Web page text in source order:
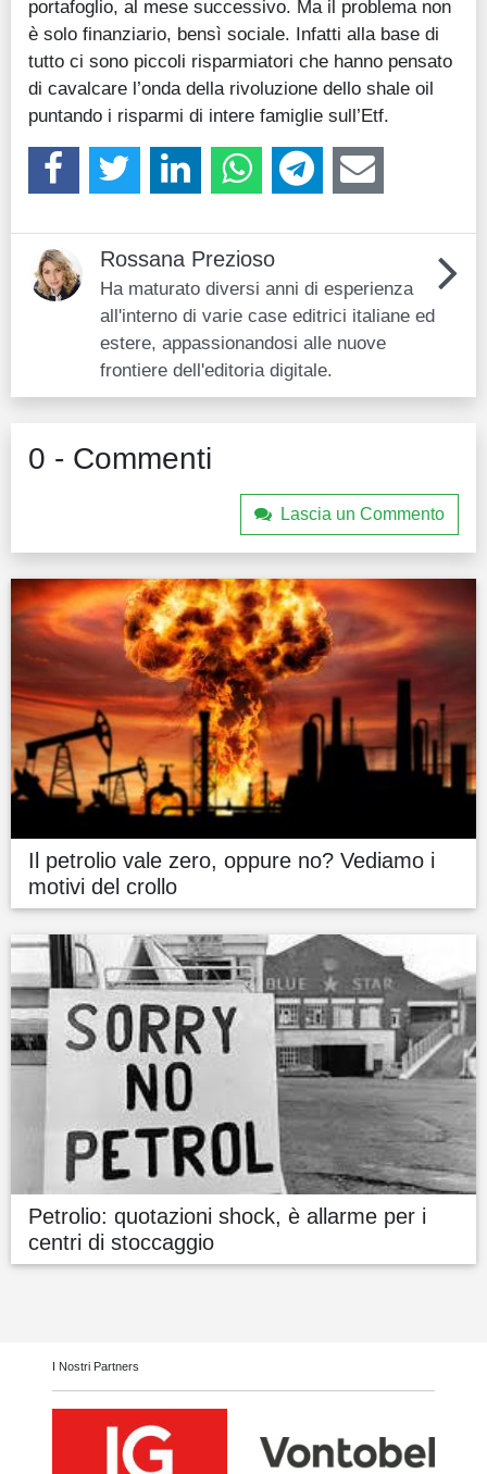
portafoglio, al mese successivo. Ma il problema non
è solo finanziario, bensì sociale. Infatti alla base di
tutto ci sono piccoli risparmiatori che hanno pensato
di cavalcare l’onda della rivoluzione dello shale oil
puntando i risparmi di intere famiglie sull’Etf.
Rossana Prezioso
Ha maturato diversi anni di esperienza
all'interno di varie case editrici italiane ed
estere, appassionandosi alle nuove
frontiere dell'editoria digitale.
0 - Commenti
Lascia un Commento
Il petrolio vale zero, oppure no? Vediamo i
motivi del crollo
Petrolio: quotazioni shock, è allarme per i
centri di stoccaggio
I Nostri Partners